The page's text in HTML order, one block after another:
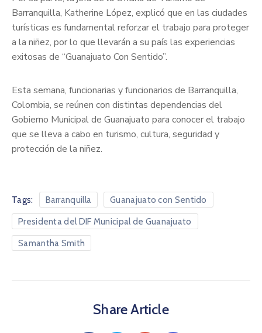
Barranquilla, Katherine López, explicó que en las ciudades
turísticas es fundamental reforzar el trabajo para proteger
a la niñez, por lo que llevarán a su país las experiencias
exitosas de “Guanajuato Con Sentido”.
Esta semana, funcionarias y funcionarios de Barranquilla,
Colombia, se reúnen con distintas dependencias del
Gobierno Municipal de Guanajuato para conocer el trabajo
que se lleva a cabo en turismo, cultura, seguridad y
protección de la niñez.
Tags: Barranquilla Guanajuato con Sentido
Presidenta del DIF Municipal de Guanajuato
Samantha Smith
Share Article